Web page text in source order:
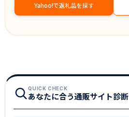
Yahoo!で返礼品を探す
QUICK CHECK
あなたに合う通販サイト診断